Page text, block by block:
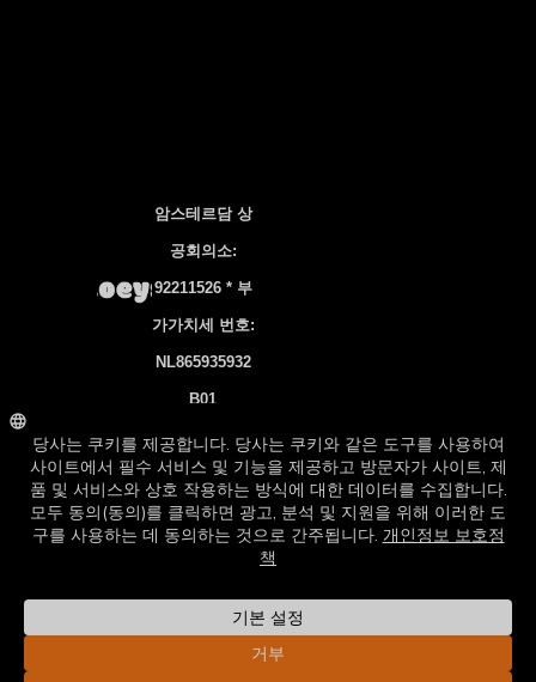
암스테르담 상
공회의소:
92211526 * 부
가가치세 번호:
NL865935932
B01
은행 계좌
NL83 INGB
0106 7536 22
©2026